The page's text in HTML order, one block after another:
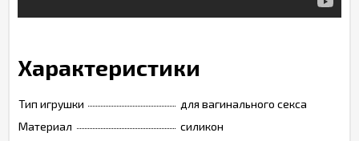
Характеристики
Тип игрушки
для вагинального секса
Материал
силикон